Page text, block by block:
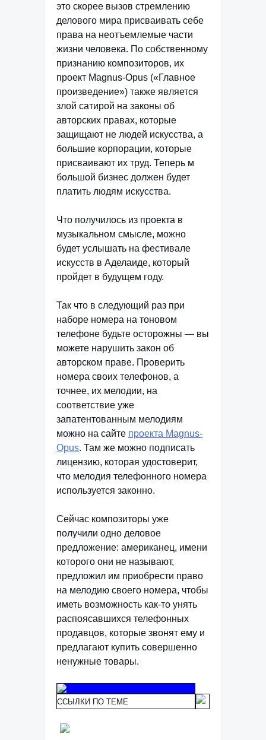
это скорее вызов стремлению
делового мира присваивать себе
права на неотъемлемые части
жизни человека. По собственному
признанию композиторов, их
проект Magnus-Opus («Главное
произведение») также является
злой сатирой на законы об
авторских правах, которые
защищают не людей искусства, а
большие корпорации, которые
присваивают их труд. Теперь м
большой бизнес должен будет
платить людям искусства.
Что получилось из проекта в
музыкальном смысле, можно
будет услышать на фестивале
искусств в Аделаиде, который
пройдет в будущем году.
Так что в следующий раз при
наборе номера на тоновом
телефоне будьте осторожны — вы
можете нарушить закон об
авторском праве. Проверить
номера своих телефонов, а
точнее, их мелодии, на
соответствие уже
запатентованным мелодиям
можно на сайте проекта Magnus-
Opus. Там же можно подписать
лицензию, которая удостоверит,
что мелодия телефонного номера
используется законно.
Сейчас композиторы уже
получили одно деловое
предложение: американец, имени
которого они не называют,
предложил им приобрести право
на мелодию своего номера, чтобы
иметь возможность как-то унять
распоясавшихся телефонных
продавцов, которые звонят ему и
предлагают купить совершенно
ненужные товары.
ССЫЛКИ ПО ТЕМЕ